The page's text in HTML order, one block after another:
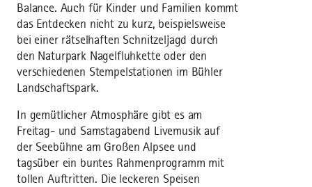
Balance. Auch für Kinder und Familien kommt
das Entdecken nicht zu kurz, beispielsweise
bei einer rätselhaften Schnitzeljagd durch
den Naturpark Nagelfluhkette oder den
verschiedenen Stempelstationen im Bühler
Landschaftspark.
In gemütlicher Atmosphäre gibt es am
Freitag- und Samstagabend Livemusik auf
der Seebühne am Großen Alpsee und
tagsüber ein buntes Rahmenprogramm mit
tollen Auftritten. Die leckeren Speisen